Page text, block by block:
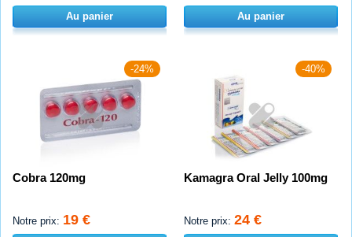
Au panier Au panier
-24%
Cobra 120mg
Notre prix: 19 €
-40%
Kamagra Oral Jelly 100mg
Notre prix: 24 €